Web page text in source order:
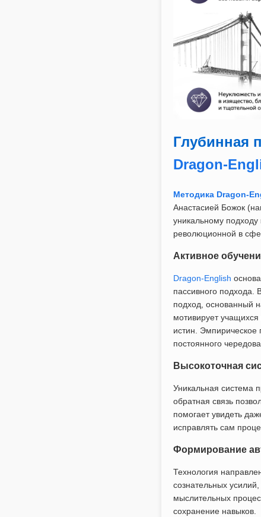
Глубинная
Dragon-
Методика Dragon-
Анастасией Божок
уникальному
революционной в
Активное
Dragon-English
пассивного подхода.
подход, основанный
мотивирует
истин. Эмпирическое
постоянного
Высокоточная
Уникальная система
обратная связь
помогает увидеть
исправлять сам
Формирование
Технология
сознательных
мыслительных
сохранение навыков.